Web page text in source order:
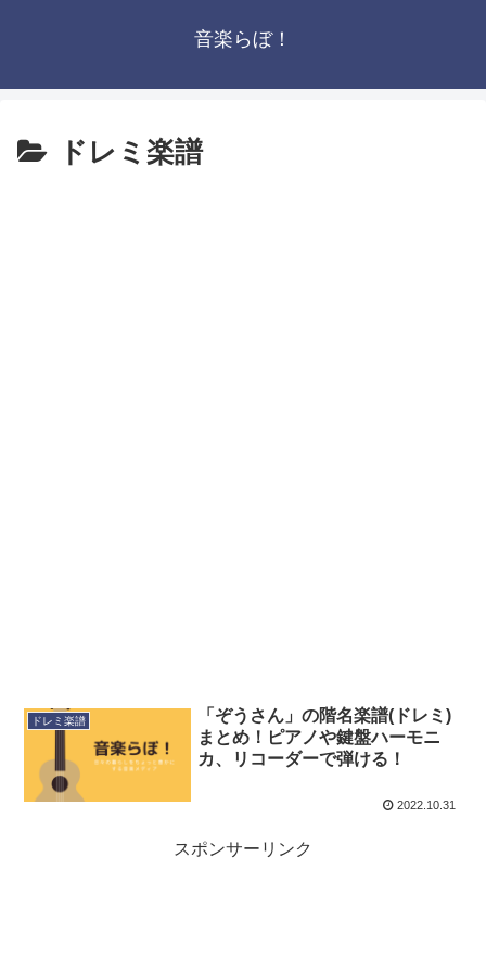
音楽らぼ！
ドレミ楽譜
ドレミ楽譜
「ぞうさん」の階名楽譜(ドレミ)
まとめ！ピアノや鍵盤ハーモニ
カ、リコーダーで弾ける！
2022.10.31
スポンサーリンク